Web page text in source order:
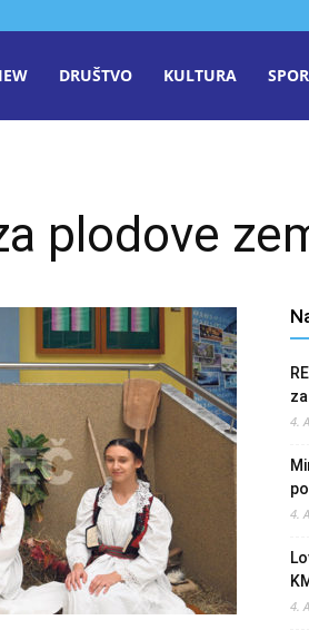
DRUŠTVO KULTURA
plodove
4.
4.
4.